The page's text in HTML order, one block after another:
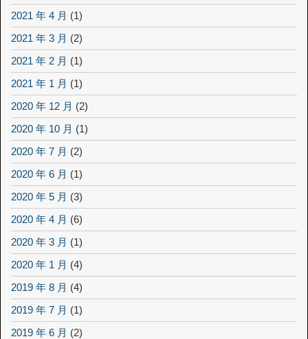
2021 年 4 月 (1)
2021 年 3 月 (2)
2021 年 2 月 (1)
2021 年 1 月 (1)
2020 年 12 月 (2)
2020 年 10 月 (1)
2020 年 7 月 (2)
2020 年 6 月 (1)
2020 年 5 月 (3)
2020 年 4 月 (6)
2020 年 3 月 (1)
2020 年 1 月 (4)
2019 年 8 月 (4)
2019 年 7 月 (1)
2019 年 6 月 (2)